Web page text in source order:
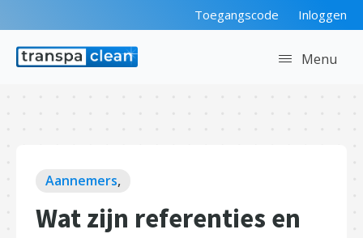
Toegangscode Inloggen
Menu
Aannemers,
Wat zijn referenties en